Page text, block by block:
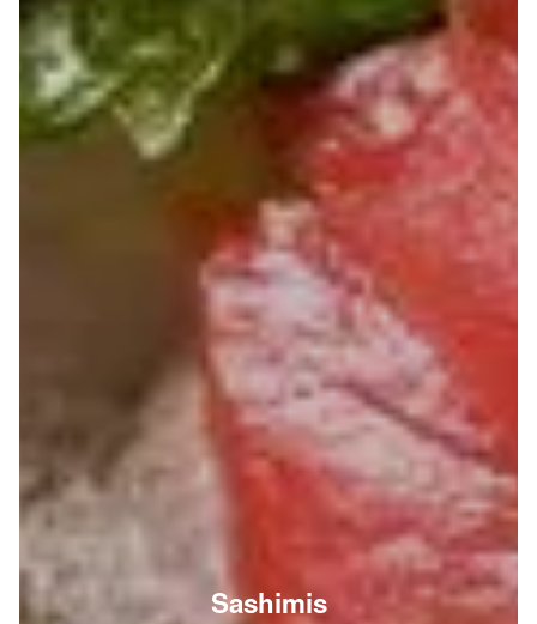
Sashimis